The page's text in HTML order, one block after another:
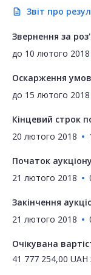
description Звіт про
Звернення за
до 10 лютого 2018
Оскарження умов
до 15 лютого 2018
Кінцевий строк
20 лютого 2018
Початок
21 лютого 2018
Закінчення
21 лютого 2018
Очікувана
41 777 254,00 UAH